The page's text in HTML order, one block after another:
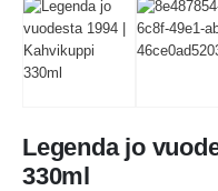
Legenda jo
330ml